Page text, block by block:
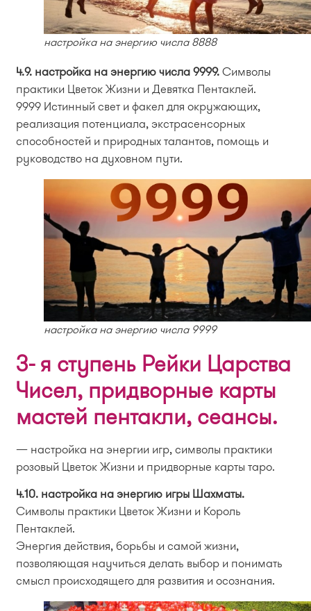
настройка на энергию числа 8888
4.9. настройка на энергию числа 9999.Символы
практики Цветок Жизни и Девятка Пентаклей.
9999 Истинный свет и факел для окружающих,
реализация потенциала, экстрасенсорных
способностей и природных талантов, помощь и
руководство на духовном пути.
настройка на энергию числа 9999
3- я ступень Рейки Царства
Чисел, придворные карты
мастей пентакли, сеансы.
— настройка на энергии игр, символы практики
розовый Цветок Жизни и придворные карты таро.
4.10. настройка на энергию игры Шахматы.
Символы практики Цветок Жизни и Король
Пентаклей.
Энергия действия, борьбы и самой жизни,
позволяющая научиться делать выбор и понимать
смысл происходящего для развития и осознания.